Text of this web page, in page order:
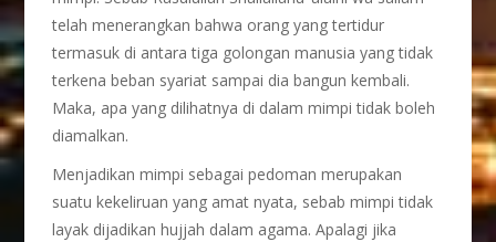
telah menerangkan bahwa orang yang tertidur
termasuk di antara tiga golongan manusia yang tidak
terkena beban syariat sampai dia bangun kembali.
Maka, apa yang dilihatnya di dalam mimpi tidak boleh
diamalkan.
Menjadikan mimpi sebagai pedoman merupakan
suatu kekeliruan yang amat nyata, sebab mimpi tidak
layak dijadikan hujjah dalam agama. Apalagi jika